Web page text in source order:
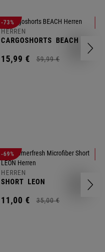
-73%
HERREN
CARGOSHORTS BEACH
15,99 € 59,99 €
-69%
HERREN
SHORT LEON
11,00 € 35,00 €